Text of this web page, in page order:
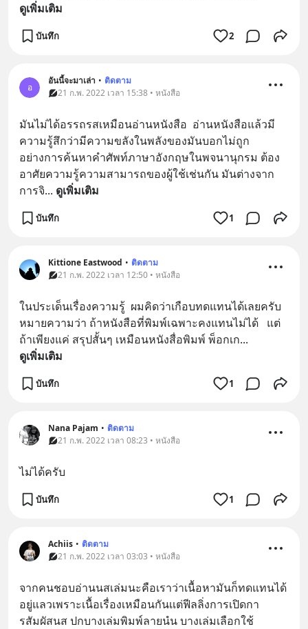
ดูเพิ่มเติม
บันทึก 2
อ
อันนี้จะมาเล่า • ติดตาม
21 ก.พ. 2022 เวลา 15:38 • หนังสือ
มันไม่ได้อรรถรสเหมือนอ่านหนังสือ  อ่านหนังสือแล้วมี
ความรู้สึกว่ามีความขลังในพลังของมันบอกไม่ถูก
อย่างการค้นหาคำศัพท์ภาษาอังกฤษในพจนานุกรม ต้อง
อาศัยความรู้ความสามารถของผู้ใช้เช่นกัน มันต่างจาก
การจิ... ดูเพิ่มเติม
บันทึก 1
Kittione Eastwood • ติดตาม
21 ก.พ. 2022 เวลา 12:50 • หนังสือ
หมายความว่า ถ้าหนังสือที่พิมพ์เฉพาะคงแทนไม่ได้   แต่
ถ้าเพียงแค่ สรุปสั้นๆ เหมือนหนังสื่อพิมพ์ พ็อกเก...
ดูเพิ่มเติม
บันทึก 1
Nana Pajam • ติดตาม
21 ก.พ. 2022 เวลา 08:23 • หนังสือ
ไม่ได้ครับ
บันทึก 1
Achiis • ติดตาม
21 ก.พ. 2022 เวลา 03:03 • หนังสือ
จากคนชอบอ่านนสเล่มนะคือเราว่าเนื้อหามันก็ทดแทนได้
อยู่แลวเพราะเนื้อเรื่องเหมือนกันเเต่ฟีลลิ่งการเปิดกา
รสัมผัสนส ปกบางเล่มพิมพ์ลายนํน บางเล่มเลือกใช้